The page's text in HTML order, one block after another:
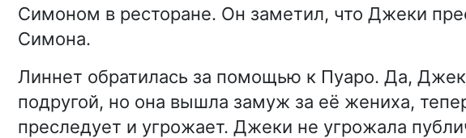
Симоном в ресторане. Он заметил, что Джеки
Симона.
Линнет обратилась за помощью к Пуаро. Да,
подругой, но она вышла замуж за её жениха,
преследует и угрожает. Джеки не угрожала